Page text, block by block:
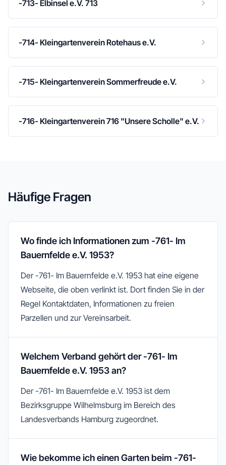
-713- Elbinsel e.V. 713
-714- Kleingartenverein Rotehaus e.V.
-715- Kleingartenverein Sommerfreude e.V.
-716- Kleingartenverein 716 "Unsere Scholle" e.V.
Häufige Fragen
Wo finde ich Informationen zum -761- Im
Bauernfelde e.V. 1953?
Der -761- Im Bauernfelde e.V. 1953 hat eine eigene
Webseite, die oben verlinkt ist. Dort finden Sie in der
Regel Kontaktdaten, Informationen zu freien
Parzellen und zur Vereinsarbeit.
Welchem Verband gehört der -761- Im
Bauernfelde e.V. 1953 an?
Der -761- Im Bauernfelde e.V. 1953 ist dem
Bezirksgruppe Wilhelmsburg im Bereich des
Landesverbands Hamburg zugeordnet.
Wie bekomme ich einen Garten beim -761-